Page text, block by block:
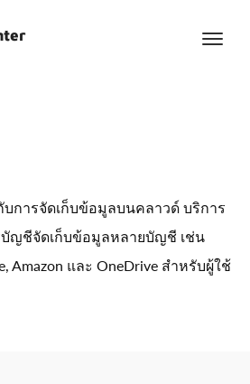
การจัดเก็บข้อมูลบนคลาวด์ บริการ
ญชีจัดเก็บข้อมูลหลายบัญชี เช่น
Amazon และ OneDrive สำหรับผู้ใช้